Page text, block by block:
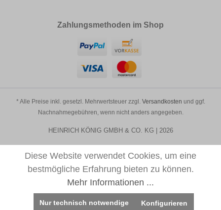
Zahlungsmethoden im Shop
* Alle Preise inkl. gesetzl. Mehrwertsteuer zzgl. Versandkosten und ggf.
Nachnahmegebühren, wenn nicht anders angegeben.
HEINRICH KÖNIG GMBH & CO. KG | 2026
Diese Website verwendet Cookies, um eine
bestmögliche Erfahrung bieten zu können.
Mehr Informationen ...
Nur technisch notwendige Konfigurieren